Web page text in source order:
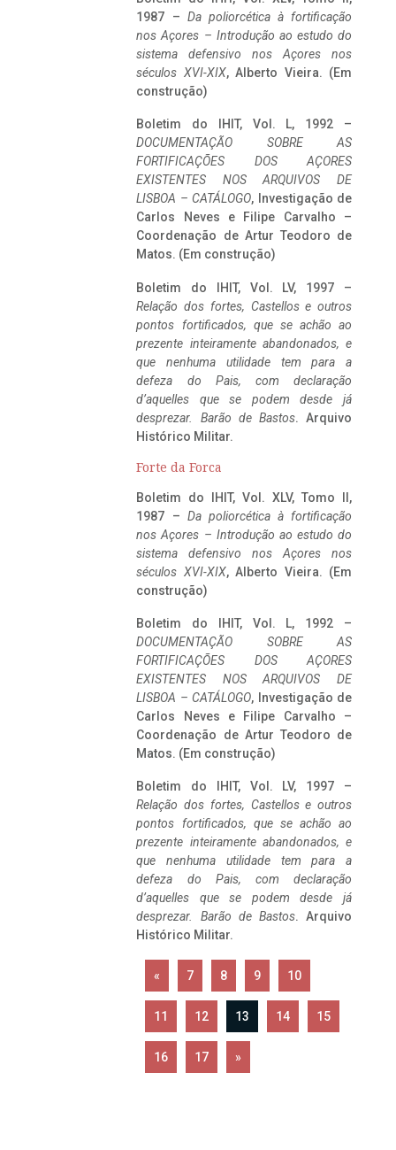
1987 – Da poliorcética à fortificação
nos Açores – Introdução ao estudo do
sistema defensivo nos Açores nos
séculos XVI-XIX, Alberto Vieira. (Em
construção)
Boletim do IHIT, Vol. L, 1992 –
DOCUMENTAÇÃO SOBRE AS
FORTIFICAÇÕES DOS AÇORES
EXISTENTES NOS ARQUIVOS DE
LISBOA – CATÁLOGO, Investigação de
Carlos Neves e Filipe Carvalho –
Coordenação de Artur Teodoro de
Matos. (Em construção)
Boletim do IHIT, Vol. LV, 1997 –
Relação dos fortes, Castellos e outros
pontos fortificados, que se achão ao
prezente inteiramente abandonados, e
que nenhuma utilidade tem para a
defeza do Pais, com declaração
d’aquelles que se podem desde já
desprezar. Barão de Bastos. Arquivo
Histórico Militar.
Forte da Forca
Boletim do IHIT, Vol. XLV, Tomo II,
1987 – Da poliorcética à fortificação
nos Açores – Introdução ao estudo do
sistema defensivo nos Açores nos
séculos XVI-XIX, Alberto Vieira. (Em
construção)
Boletim do IHIT, Vol. L, 1992 –
DOCUMENTAÇÃO SOBRE AS
FORTIFICAÇÕES DOS AÇORES
EXISTENTES NOS ARQUIVOS DE
LISBOA – CATÁLOGO, Investigação de
Carlos Neves e Filipe Carvalho –
Coordenação de Artur Teodoro de
Matos. (Em construção)
Boletim do IHIT, Vol. LV, 1997 –
Relação dos fortes, Castellos e outros
pontos fortificados, que se achão ao
prezente inteiramente abandonados, e
que nenhuma utilidade tem para a
defeza do Pais, com declaração
d’aquelles que se podem desde já
desprezar. Barão de Bastos. Arquivo
Histórico Militar.
« 7 8 9 10
11 12 13 14 15
16 17 »